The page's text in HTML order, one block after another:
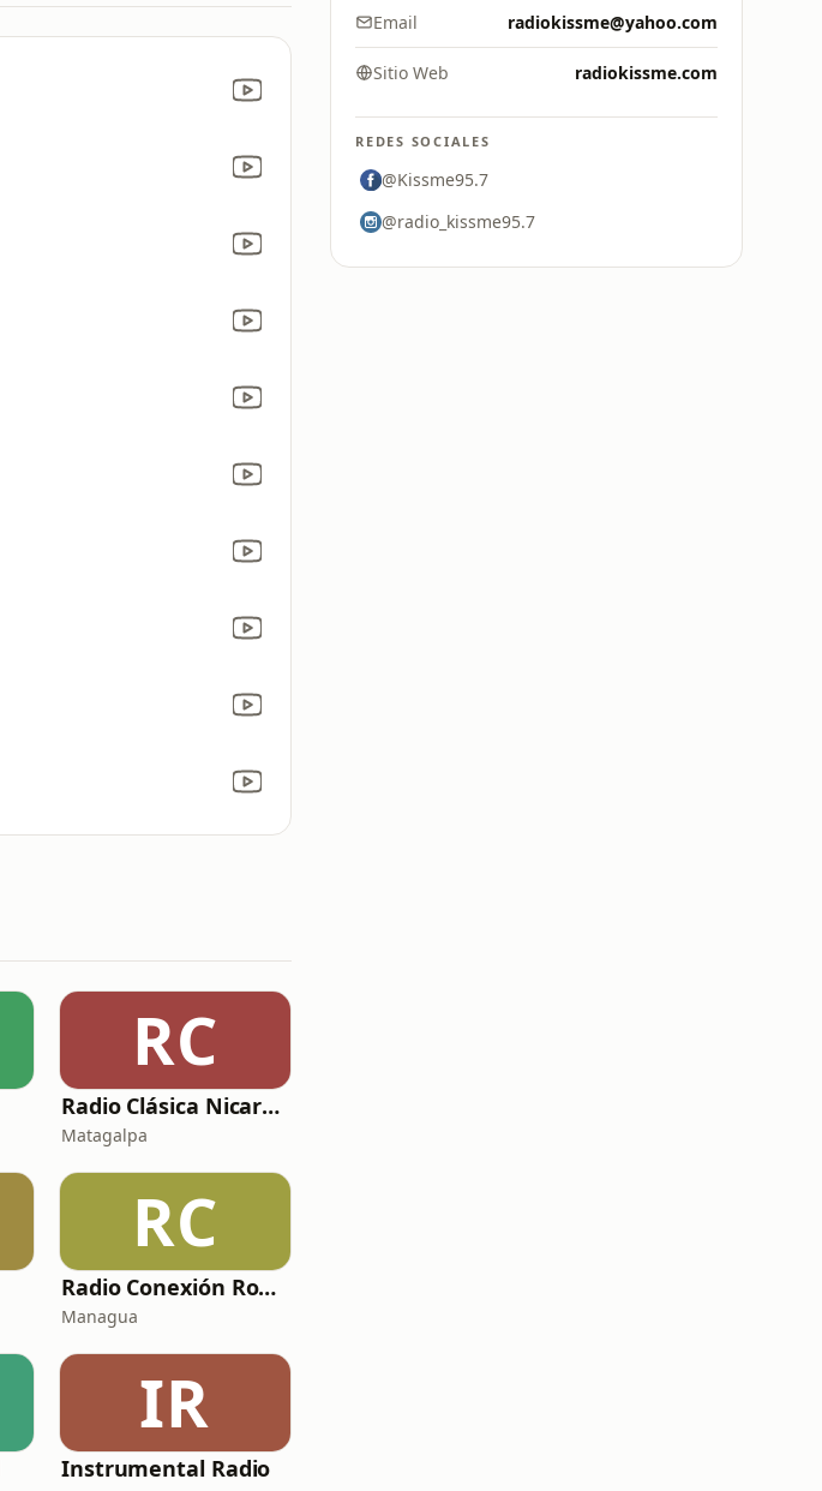
RC
Radio Clásica Nicaragua
Matagalpa
RC
Radio Conexión Romántica
Managua
IR
Instrumental Radio
Email radiokissme@yahoo.com
Sitio Web radiokissme.com
REDES SOCIALES
@Kissme95.7
@radio_kissme95.7